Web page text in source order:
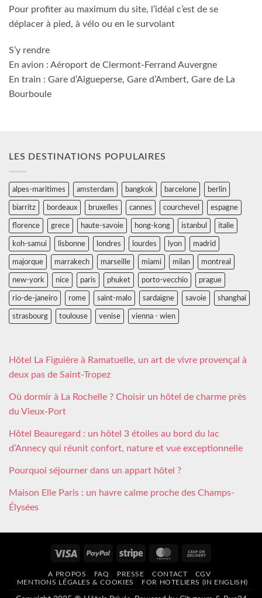
Pour profiter au maximum du site, l’idéal c’est de se
déplacer à pied, à vélo ou en le survolant
S’y rendre
En avion : Aéroport de Clermont-Ferrand Auvergne
En train : Gare d’Aigueperse, Gare d’Ambert, Gare de La
Bourboule
LES DESTINATIONS POPULAIRES
alpes-maritimes amsterdam bangkok barcelone berlin
biarritz bordeaux bruxelles cannes courchevel espagne
florence grece haute-savoie hong-kong istanbul italie
koh-samui lisbonne londres lourdes lyon madrid
majorque marrakech marseille miami milan montreal
new-york nice paris phuket porto-vecchio prague
rio-de-janeiro rome saint-malo sardaigne savoie shanghai
strasbourg toulouse venise vienna - wien
Hôtel La Figuière à Ramatuelle, un art de vivre provençal à
deux pas de Saint-Tropez
Où dormir à La Rochelle ? Choisir un hôtel de charme près
du Vieux-Port
Hôtel Beauregard : un hôtel 3 étoiles au bord du lac
d’Annecy qui réunit confort, nature et vue exceptionnelle
Pourquoi séjourner dans un appart hôtel ?
Maison Elle Paris : un havre calme proche des Champs-
Élysées
Visa PayPal Stripe MasterCard
Delivery
A PROPOS FAQ PRESSE CONTACT
CGV
MENTIONS LÉGALES & COOKIES
FOR HOTELIERS (IN ENGLISH)